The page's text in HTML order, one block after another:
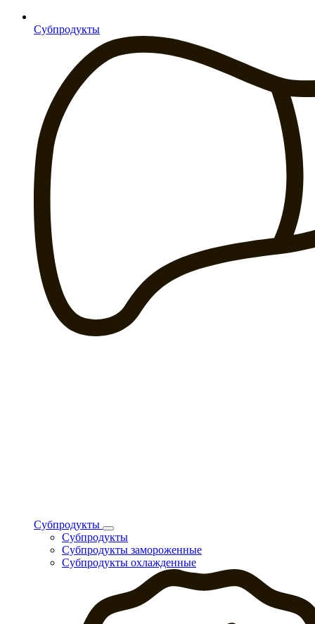
Субпродукты
Субпродукты
Субпродукты
Субпродукты замороженные
Субпродукты охлажденные